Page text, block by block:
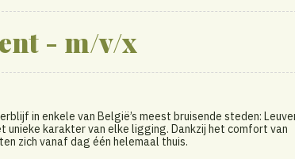
- m/v/x
in enkele van België’s meest bruisende steden:
unieke karakter van elke ligging. Dankzij het comfort van
zich vanaf dag één helemaal thuis.